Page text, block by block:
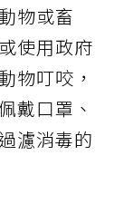
物或畜
使用政府
物叮咬，
戴口罩、
濾消毒的